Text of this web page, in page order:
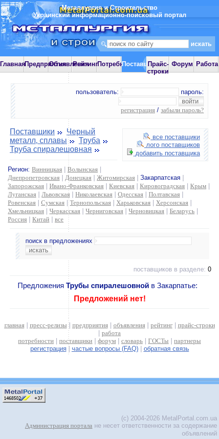
Металлургия и Строительство
Украинский информационно-поисковый портал
ГлавнаяПредприятияОбъявления
РейтингПотребностиПоставщики
Прайс-
строки
Форум Работа
пользователь: пароль:
регистрация / забыли пароль?
все поставщики
лого поставщиков
добавить поставщика
Поставщики
Черный
металл, сплавы
Труба
Труба спиралешовная
Регион: Винницкая Волынская
Днепропетровская
Донецкая Житомирская Закарпатская
Запорожская
Ивано-Франковская Киевская Кировоградская Крым
Луганская
Львовская Николаевская Одесская Полтавская
Ровенская
Сумская |Тернопольская Харьковская Херсонская
Хмельницкая
Черкасская Черниговская Черновицкая Беларусь
Россия
Китай все
поиск в предложениях
поставщиков в разделе: 0
Предложения Трубы спиралешовной в Закарпатье:
Предложений нет!
главная| пресс-релизы | предприятия| объявления| рейтинг| прайс-строки
работа
потребности
поставщики форум словарь ГОСТы
партнеры
регистрация| частые вопросы (FAQ)| обратная связь
(c) 2004-2026 MetalPortal.com.ua
Администрация портала не несет ответственности за содержание
объявлений